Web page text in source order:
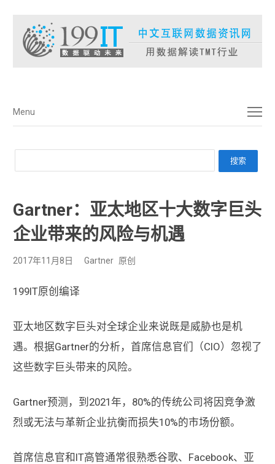
菜单
Menu
Gartner：亚太地区十大数字巨头
企业带来的风险与机遇
2017年11月8日 Gartner 原创
199IT原创编译
亚太地区数字巨头对全球企业来说既是威胁也是机
遇。根据Gartner的分析，首席信息官们（CIO）忽视了
这些数字巨头带来的风险。
Gartner预测，到2021年，80%的传统公司将因竞争激
烈或无法与革新企业抗衡而损失10%的市场份额。
首席信息官和IT高管通常很熟悉谷歌、Facebook、亚